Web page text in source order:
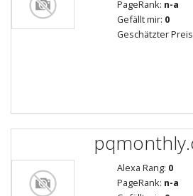
PageRank: n-a
Gefällt mir: 0
Geschätzter
Alexa Rang: 0
PageRank: n-a